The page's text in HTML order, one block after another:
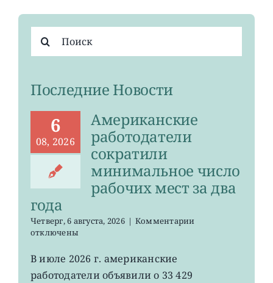
поиска:
Последние Новости
6
08, 2026
Американские
работодатели
сократили
минимальное число
рабочих мест за два
года
Четверг, 6 августа, 2026 | Комментариик
отключены
В июле 2026 г. американские
работодатели объявили о 33 429